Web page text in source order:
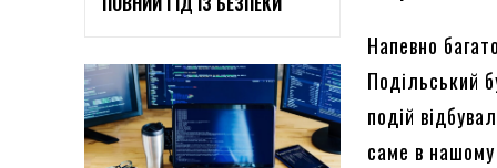
Напевно
Подільський
подій
саме в нашому